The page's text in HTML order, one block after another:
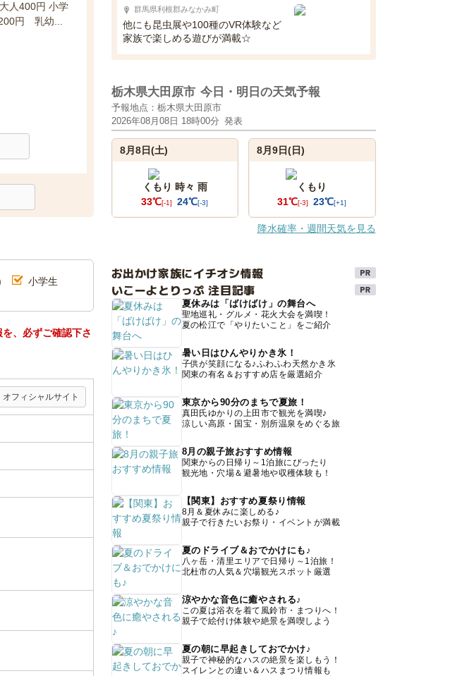
小学生
、必ずご確認下さ
オフィシャルサイト
群馬県利根郡みなかみ町
他にも昆虫展や100種のVR体験など
家族で楽しめる遊びが満載☆
栃木県大田原市 今日・明日の天気予報
予報地点：栃木県大田原市
2026年08月08日 18時00分 発表
8月8日(土)
くもり 時々 雨
33℃[-1] 24℃[-3]
8月9日(日)
くもり
31℃[-3] 23℃[+1]
降水確率・週間天気を見る
お出かけ家族にイチオシ情報
いこーよとりっぷ 注目記事
夏休みは「ばけばけ」の舞台へ
聖地巡礼・グルメ・花火大会を満喫！
夏の松江で「やりたいこと」をご紹介
暑い日はひんやりかき氷！
子供が笑顔になる♪ふわふわ天然かき氷
関東の有名＆おすすめ店を厳選紹介
東京から90分のまちで夏旅！
真田氏ゆかりの上田市で観光を満喫♪
涼しい高原・国宝・別所温泉をめぐる旅
8月の親子旅おすすめ情報
関東からの日帰り～1泊旅にぴったり
観光地・穴場＆避暑地や収穫体験も！
【関東】おすすめ夏祭り情報
8月＆夏休みに楽しめる♪
親子で行きたいお祭り・イベントが満載
夏のドライブ＆おでかけにも♪
八ヶ岳・清里エリアで日帰り～1泊旅！
北杜市の人気＆穴場観光スポット厳選
涼やかな音色に癒やされる♪
この夏は浴衣を着て風鈴市・まつりへ！
親子で絵付け体験や絶景を満喫しよう
夏の朝に早起きしておでかけ♪
親子で神秘的なハスの絶景を楽しもう！
スイレンとの違い＆ハスまつり情報も